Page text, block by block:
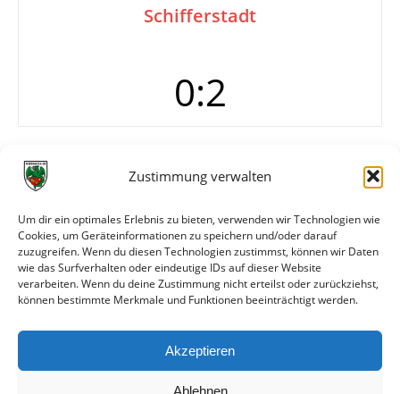
Zustimmung verwalten
Um dir ein optimales Erlebnis zu bieten, verwenden wir Technologien wie
Cookies, um Geräteinformationen zu speichern und/oder darauf
zuzugreifen. Wenn du diesen Technologien zustimmst, können wir Daten
wie das Surfverhalten oder eindeutige IDs auf dieser Website
verarbeiten. Wenn du deine Zustimmung nicht erteilst oder zurückziehst,
können bestimmte Merkmale und Funktionen beeinträchtigt werden.
Akzeptieren
Ablehnen
Schifferstadt
0:2
Tore
Info
Spiel anlässlich des Stadionfestes
Wormatia Worms
Probst – Barth, Hutzelmann, Hermann (Berg),
Ertürk, Bisso, Ognjanovic…
Alle bisherigen Partien der beiden Mannschaften
anzeigen